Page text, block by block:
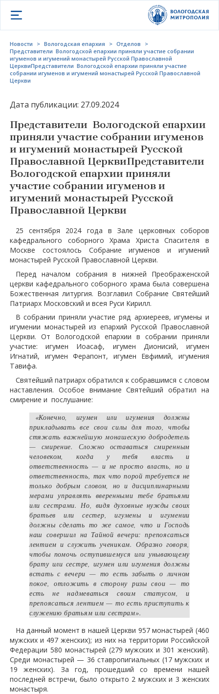
Открыть меню
Новости > Вологодская епархия > Отделов
>
Представители Вологодской епархии приняли участие собрании
игуменов и игумений монастырей Русской Православной
ЦерквиПредставители Вологодской епархии приняли участие
собрании игуменов и игумений монастырей Русской Православной
Церкви
Дата публикации: 27.09.2024
Представители Вологодской епархии
приняли участие собрании игуменов
и игумений монастырей Русской
Православной ЦерквиПредставители
Вологодской епархии приняли
участие собрании игуменов и
игумений монастырей Русской
Православной Церкви
25 сентября 2024 года в Зале церковных соборов
кафедрального соборного Храма Христа Спасителя в
Москве состоялось Собрание игуменов и игумений
монастырей Русской Православной Церкви.
Перед началом собрания в нижней Преображенской
церкви кафедрального соборного храма была совершена
Божественная литургия. Возглавил Собрание Святейший
Патриарх Московский и всея Руси Кирилл.
В собрании приняли участие ряд архиереев, игумены и
игумении монастырей из епархий Русской Православной
Церкви. От Вологодской епархии в собрании приняли
участие: игумен Иоасаф, игумен Дионисий, игумен
Игнатий, игумен Ферапонт, игумен Евфимий, игумения
Тавифа.
Святейший патриарх обратился к собравшимся с словом
наставления. Особое внимание Святейший обратил на
смирение и послушание:
«Конечно, игумен или игумения должны
прикладывать все свои силы для того, чтобы
стяжать важнейшую монашескую добродетель
— смирение. Сложно оставаться смиренным
человеком, когда у тебя власть и
ответственность — и не просто власть, но и
ответственность, так что порой требуется не
только добрым словом, но и дисциплинарными
мерами управлять вверенными тебе братьями
или сестрами. Но, видя духовные нужды своих
братьев или сестер, игумены и игумении
должны сделать то же самое, что и Господь
наш совершил на Тайной вечери: препоясаться
лентием и служить ученикам. Образно говоря,
чтобы помочь оступившемуся или унывающему
брату или сестре, игумен или игумения должны
встать с вечери — то есть забыть о личном
покое, отложить в сторону ризы свои — то
есть не надмеваться своим статусом, и
препоясаться лентием — то есть приступить к
служению братьям или сестрам».
На данный момент в нашей Церкви 957 монастырей (460
мужских и 497 женских); из них на территории Российской
Федерации 580 монастырей (279 мужских и 301 женский).
Среди монастырей — 36 ставропигиальных (17 мужских и
19 женских). За год, прошедший со времени нашей
последней встречи, было открыто 2 мужских и 3 женских
монастыря.